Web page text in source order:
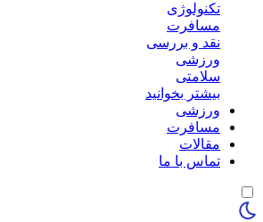
تکنولوژی
مسافرت
نقد و بررسی
ورزشی
سلامتی
بیشتر بخوانید
ورزشی
مسافرت
مقالات
تماس با ما